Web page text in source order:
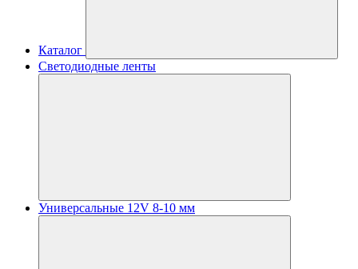
Каталог
Светодиодные ленты
Универсальные 12V 8-10 мм